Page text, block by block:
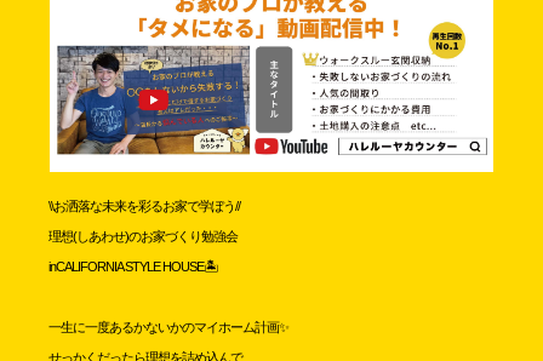
\\お洒落な未来を彩るお家で学ぼう//
理想(しあわせ)のお家づくり勉強会
inCALIFORNIA STYLE HOUSE🏝
一生に一度あるかないかのマイホーム計画✨
せっかくだったら理想を詰め込んで